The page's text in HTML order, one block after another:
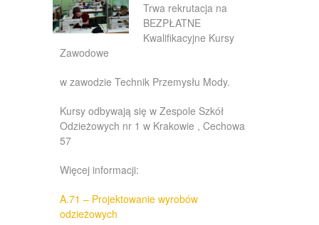
Trwa rekrutacja na
BEZPŁATNE
Kwalifikacyjne Kursy
Zawodowe
w zawodzie Technik Przemysłu Mody.
Kursy odbywają się w Zespole Szkół
Odzieżowych nr 1 w Krakowie , Cechowa
57
Więcej informacji:
A.71 – Projektowanie wyrobów
odzieżowych